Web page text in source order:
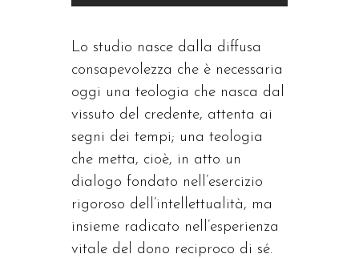
Lo studio nasce dalla diffusa
consapevolezza che è necessaria
oggi una teologia che nasca dal
vissuto del credente, attenta ai
segni dei tempi; una teologia
che metta, cioè, in atto un
dialogo fondato nell’esercizio
rigoroso dell’intellettualità, ma
insieme radicato nell’esperienza
vitale del dono reciproco di sé.